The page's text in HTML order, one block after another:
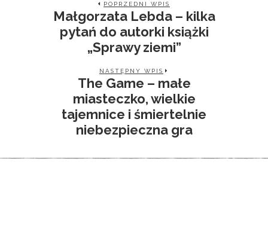
POPRZEDNI WPIS
Małgorzata Lebda – kilka
pytań do autorki książki
„Sprawy ziemi”
NASTĘPNY WPIS
The Game – małe
miasteczko, wielkie
tajemnice i śmiertelnie
niebezpieczna gra